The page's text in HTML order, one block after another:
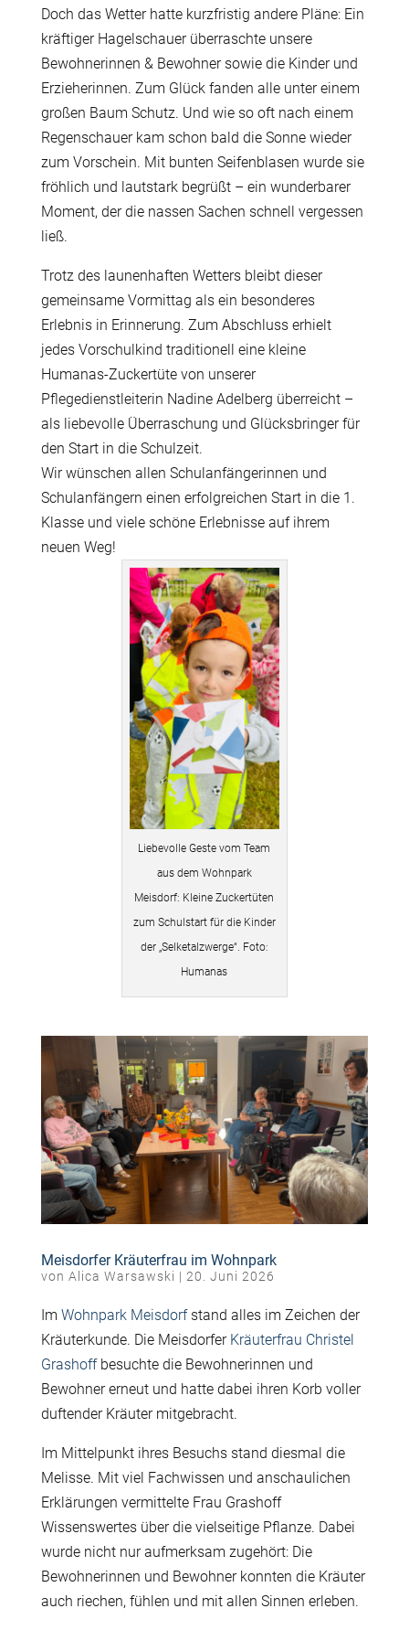
Doch das Wetter hatte kurzfristig andere Pläne: Ein
kräftiger Hagelschauer überraschte unsere
Bewohnerinnen & Bewohner sowie die Kinder und
Erzieherinnen. Zum Glück fanden alle unter einem
großen Baum Schutz. Und wie so oft nach einem
Regenschauer kam schon bald die Sonne wieder
zum Vorschein. Mit bunten Seifenblasen wurde sie
fröhlich und lautstark begrüßt – ein wunderbarer
Moment, der die nassen Sachen schnell vergessen
ließ.
Trotz des launenhaften Wetters bleibt dieser
gemeinsame Vormittag als ein besonderes
Erlebnis in Erinnerung. Zum Abschluss erhielt
jedes Vorschulkind traditionell eine kleine
Humanas-Zuckertüte von unserer
Pflegedienstleiterin Nadine Adelberg überreicht –
als liebevolle Überraschung und Glücksbringer für
den Start in die Schulzeit.
Wir wünschen allen Schulanfängerinnen und
Schulanfängern einen erfolgreichen Start in die 1.
Klasse und viele schöne Erlebnisse auf ihrem
neuen Weg!
Liebevolle Geste vom Team
aus dem Wohnpark
Meisdorf: Kleine Zuckertüten
zum Schulstart für die Kinder
der „Selketalzwerge“. Foto:
Humanas
Meisdorfer Kräuterfrau im Wohnpark
von Alica Warsawski | 20. Juni 2026
Im Wohnpark Meisdorfstand alles im Zeichen der
Kräuterkunde. Die MeisdorferKräuterfrau Christel
Grashoff besuchte die Bewohnerinnen und
Bewohner erneut und hatte dabei ihren Korb voller
duftender Kräuter mitgebracht.
Im Mittelpunkt ihres Besuchs stand diesmal die
Melisse. Mit viel Fachwissen und anschaulichen
Erklärungen vermittelte Frau Grashoff
Wissenswertes über die vielseitige Pflanze. Dabei
wurde nicht nur aufmerksam zugehört: Die
Bewohnerinnen und Bewohner konnten die Kräuter
auch riechen, fühlen und mit allen Sinnen erleben.